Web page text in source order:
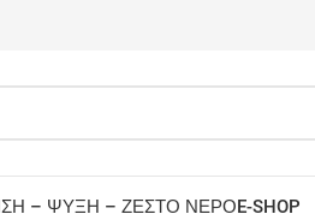
– ΨΥΞΗ – ΖΕΣΤΟ ΝΕΡΟE-SHOP